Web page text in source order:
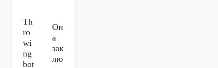
Th
ro
wi
ng
bot
Он
а
зак
лю